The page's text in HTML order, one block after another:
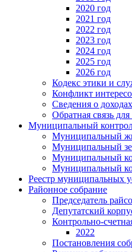
2020 год
2021 год
2022 год
2023 год
2024 год
2025 год
2026 год
Кодекс этики и
Конфликт
Сведения о
Обратная связь
Муниципальный
Муниципальный
Муниципальный
Муниципальный
Муниципальный
Реестр муниципальных
Районное собрание
Председатель
Депутатский
Контрольно-
2022
Постановления